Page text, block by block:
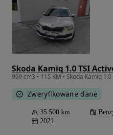
Skoda Kamiq 1.0 TSI
999 cm3 • 115 KM • Skoda Kamiq
Zweryfikowane dane
35 500 km
2021